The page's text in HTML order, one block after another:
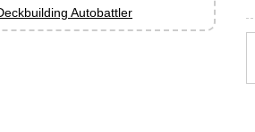
Autobattler